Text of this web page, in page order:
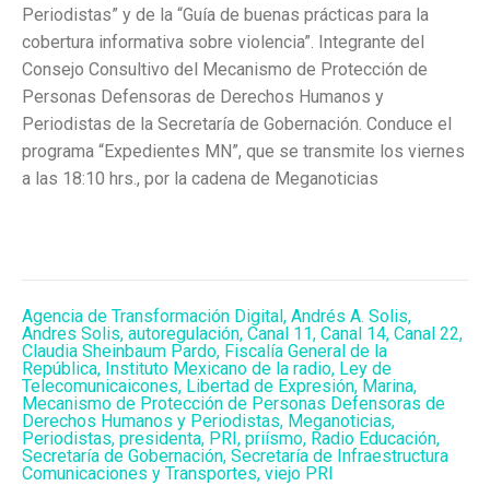
Periodistas” y de la “Guía de buenas prácticas para la
cobertura informativa sobre violencia”. Integrante del
Consejo Consultivo del Mecanismo de Protección de
Personas Defensoras de Derechos Humanos y
Periodistas de la Secretaría de Gobernación. Conduce el
programa “Expedientes MN”, que se transmite los viernes
a las 18:10 hrs., por la cadena de Meganoticias
Agencia de Transformación Digital , Andrés A. Solis,
Andres Solis, autoregulación, Canal 11, Canal 14, Canal 22,
Claudia Sheinbaum Pardo, Fiscalía General de la
República, Instituto Mexicano de la radio, Ley de
Telecomunicaicones, Libertad de Expresión, Marina,
Mecanismo de Protección de Personas Defensoras de
Derechos Humanos y Periodistas, Meganoticias,
Periodistas, presidenta, PRI , priísmo, Radio Educación,
Secretaría de Gobernación, Secretaría de Infraestructura
Comunicaciones y Transportes, viejo PRI